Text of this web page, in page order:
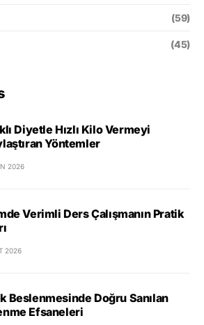
(59)
(45)
Diyetle Hızlı Kilo Vermeyi
Yöntemler
2026
Verimli Ders Çalışmanın Pratik
2026
Beslenmesinde Doğru Sanılan
Efsaneleri